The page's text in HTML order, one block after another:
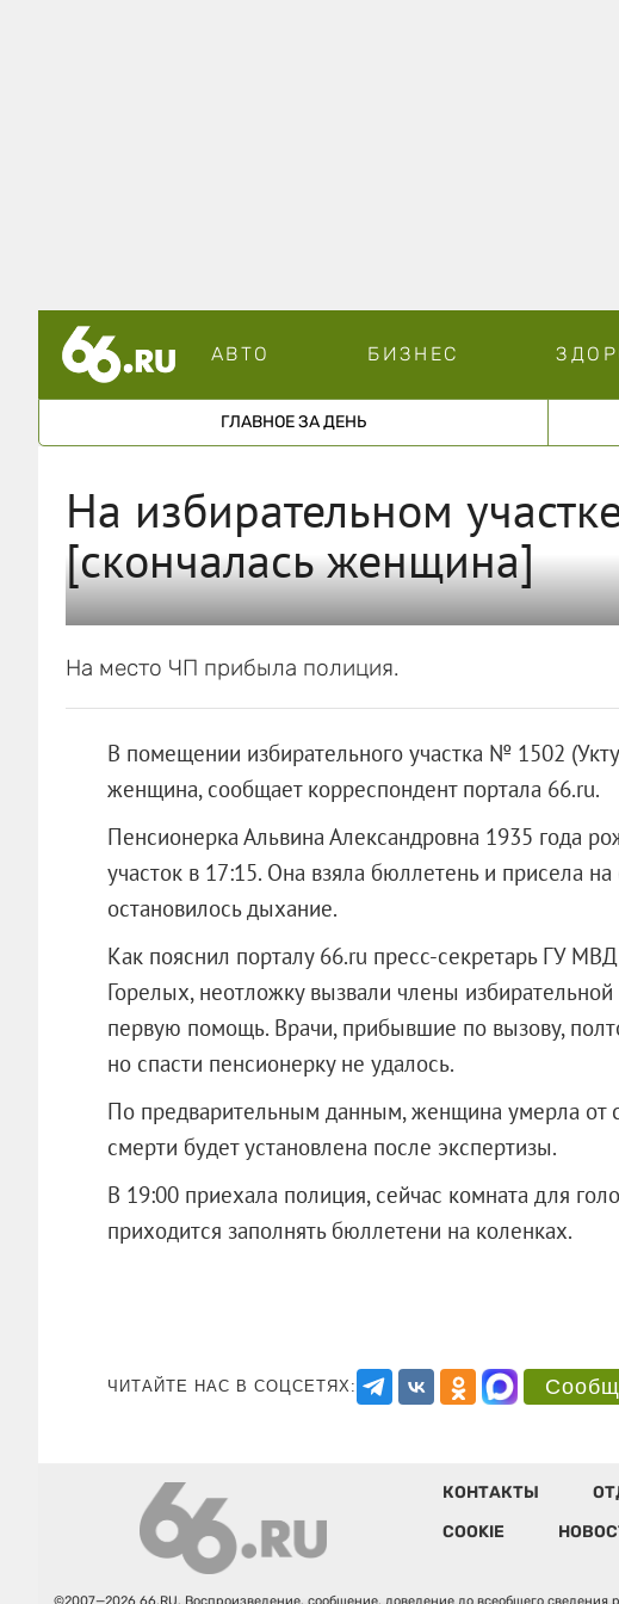
АВТО БИЗНЕС
ГЛАВНОЕ ЗА ДЕНЬ
На избирательном
[скончалась женщина]
На место ЧП прибыла полиция.
В помещении избирательного участка № 1502
женщина, сообщает корреспондент портала 66.ru.
Пенсионерка Альвина Александровна 1935 года
участок в 17:15. Она взяла бюллетень и присела
остановилось дыхание.
Как пояснил порталу 66.ru пресс-секретарь ГУ
Горелых, неотложку вызвали члены
первую помощь. Врачи, прибывшие по вызову,
но спасти пенсионерку не удалось.
По предварительным данным, женщина умерла от
смерти будет установлена после экспертизы.
В 19:00 приехала полиция, сейчас комната для
приходится заполнять бюллетени на коленках.
ЧИТАЙТЕ НАС В СОЦСЕТЯХ:
КОНТАКТЫ
COOKIE